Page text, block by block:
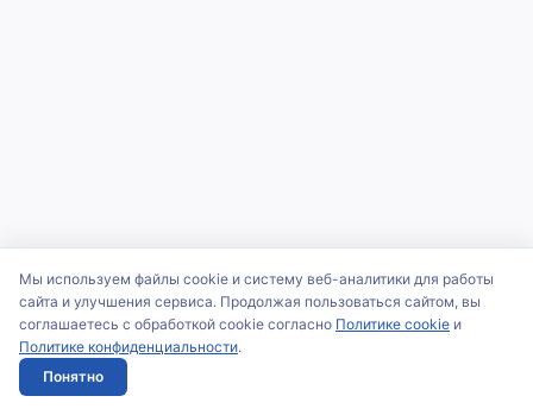
Мы используем файлы cookie и систему веб-аналитики для работы
сайта и улучшения сервиса. Продолжая пользоваться сайтом, вы
соглашаетесь с обработкой cookie согласно Политике cookie и
Политике конфиденциальности.
Понятно